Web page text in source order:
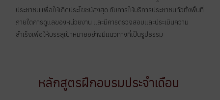
ประชาชน เพื่อให้เกิดประโยชน์สูงสุด กับการให้บริการประชาชนทั่วทั้งพื้นที่
ภายใตการดูแลของหน่วยงาน และมีการตรวจสอบและประเมินความ
สำเร็จเพื่อให้บรรลุเป้าหมายอย่างมีแนวทางที่เป็นรูปธรรม
หลักสูตรฝึกอบรมประจำเดือน